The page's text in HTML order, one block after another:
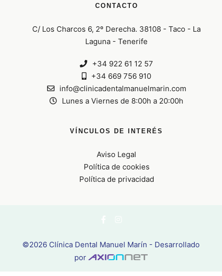
CONTACTO
C/ Los Charcos 6, 2º Derecha. 38108 - Taco - La
Laguna - Tenerife
+34 922 61 12 57
+34 669 756 910
info@clinicadentalmanuelmarin.com
Lunes a Viernes de 8:00h a 20:00h
VÍNCULOS DE INTERÉS
Aviso Legal
Política de cookies
Política de privacidad
©2026 Clínica Dental Manuel Marín - Desarrollado
por